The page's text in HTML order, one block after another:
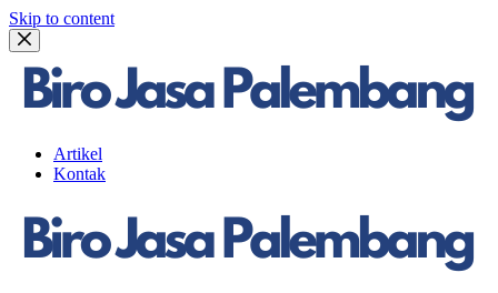
Skip to content
Artikel
Kontak